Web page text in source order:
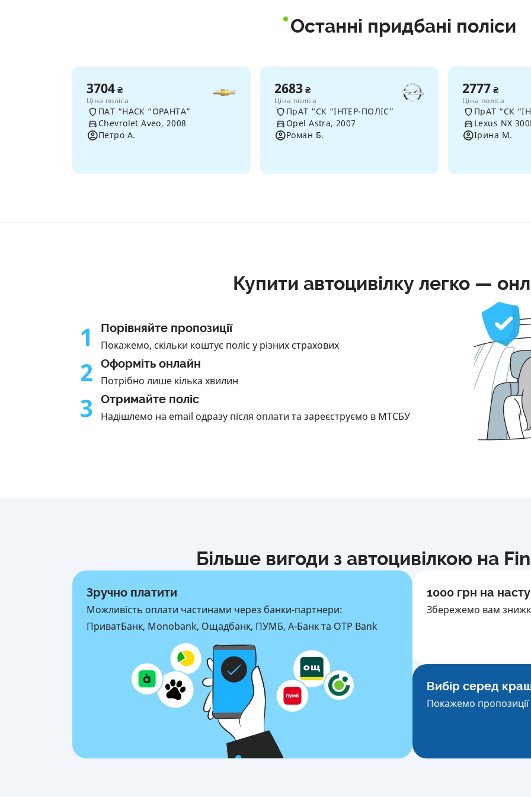
Останні придбані поліси
3704 ₴
Ціна поліса
ПАТ “НАСК “ОРАНТА”
Chevrolet Aveo, 2008
Петро А.
2683 ₴
Ціна поліса
ПрАТ “СК “ІНТЕР-ПОЛІС”
Opel Astra, 2007
Роман Б.
2777 ₴
Ціна поліса
ПрАТ “СК
Lexus NX
Ірина М.
Купити автоцивілку легко —
1 Порівняйте пропозиції
Покажемо, скільки коштує поліс у різних страхових
2 Оформіть онлайн
Потрібно лише кілька хвилин
3 Отримайте поліс
Надішлемо на email одразу після оплати та зареєструємо в МТСБУ
Більше вигоди з автоцивілкою на
Зручно платити
Можливість оплати частинами через банки-партнери:
ПриватБанк, Monobank, Ощадбанк, ПУМБ, А-Банк та OTP Bank
1000 грн на
Збережемо вам
Вибір серед
Покажемо